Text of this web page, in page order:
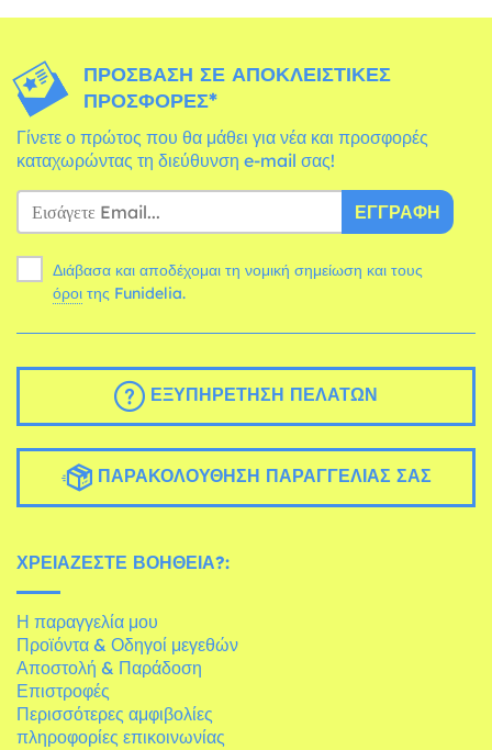
ΠΡΌΣΒΑΣΗ ΣΕ ΑΠΟΚΛΕΙΣΤΙΚΈΣ
ΠΡΟΣΦΟΡΈΣ*
Γίνετε ο πρώτος που θα μάθει για νέα και προσφορές
καταχωρώντας τη διεύθυνση e-mail σας!
ΕΓΓΡΑΦΉ
Διάβασα και αποδέχομαι τη νομική σημείωση και τους
όροι της Funidelia.
ΕΞΥΠΗΡΈΤΗΣΗ ΠΕΛΑΤΏΝ
ΠΑΡΑΚΟΛΟΎΘΗΣΗ ΠΑΡΑΓΓΕΛΊΑΣ ΣΑΣ
ΧΡΕΙΆΖΕΣΤΕ ΒΟΉΘΕΙΑ?:
Η παραγγελία μου
Προϊόντα & Οδηγοί μεγεθών
Αποστολή & Παράδοση
Επιστροφές
Περισσότερες αμφιβολίες
πληροφορίες επικοινωνίας